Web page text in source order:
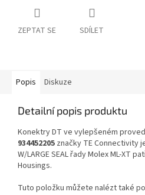
ZEPTAT SE SDÍLET
Popis Diskuze
Detailní popis produktu
Konektry DT ve vylepšeném
934452205 značky TE Connectivity je
W/LARGE SEAL řady Molex ML-XT
Housings.
Tuto položku můžete nalézt také